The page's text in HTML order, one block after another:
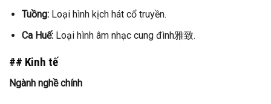
Tuồng:Loại hình kịch hát cổ truyền.
Ca Huế:Loại hình âm nhạc cung đình雅致.
## Kinh tế
Ngành nghề chính